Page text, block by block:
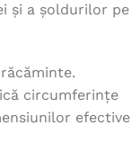
și a șoldurilor pe
circumferințe
efective